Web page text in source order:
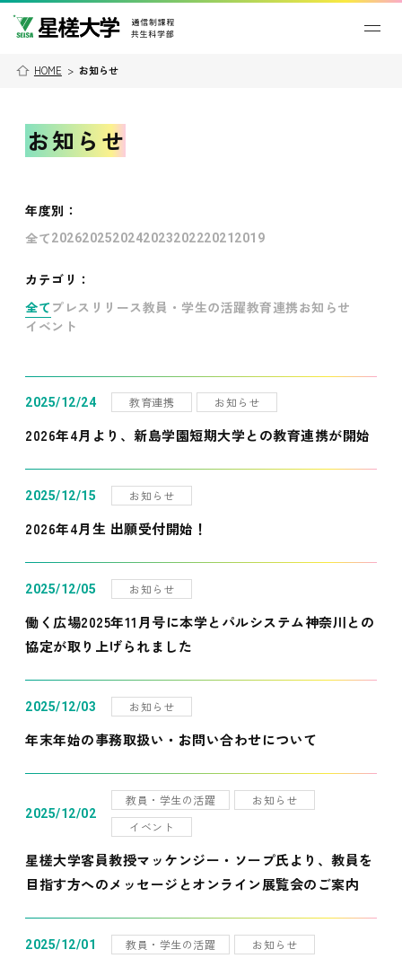
HOME > お知らせ
お知らせ
年度別 ：
全て202620252024202320222021 2019
カテゴリ：
全て プレスリリース教員・学生の活躍教育連携お知らせ
イベント
2025/12/24 教育連携 お知らせ
2026年4月より、新島学園短期大学との教育連携が開始
2025/12/15 お知らせ
2026年4月生 出願受付開始！
2025/12/05 お知らせ
働く広場2025年11月号に本学とパルシステム神奈川との
協定が取り上げられました
2025/12/03 お知らせ
年末年始の事務取扱い・お問い合わせについて
2025/12/02
教員・学生の活躍
お知らせ
イベント
星槎大学客員教授マッケンジー・ソープ氏より、教員を
目指す方へのメッセージとオンライン展覧会のご案内
2025/12/01 教員・学生の活躍 お知らせ